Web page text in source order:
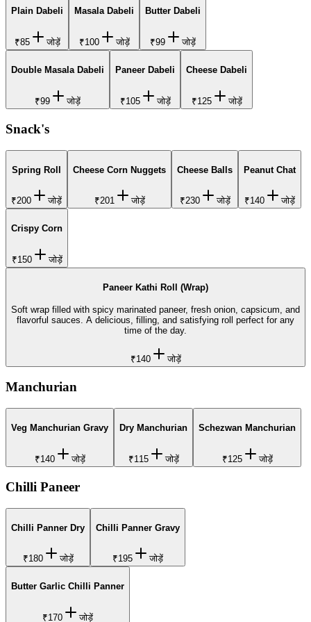
Plain Dabeli
₹85 जोड़ें
Masala Dabeli
₹100 जोड़ें
Butter Dabeli
₹99 जोड़ें
Double Masala Dabeli
₹99 जोड़ें
Paneer Dabeli
₹105 जोड़ें
Cheese Dabeli
₹125 जोड़ें
Snack's
Spring Roll
₹200 जोड़ें
Cheese Corn Nuggets
₹201 जोड़ें
Cheese Balls
₹230 जोड़ें
Peanut Chat
₹140 जोड़ें
Crispy Corn
₹150 जोड़ें
Paneer Kathi Roll (Wrap)
Soft wrap filled with spicy marinated paneer, fresh onion, capsicum, and
flavorful sauces. A delicious, filling, and satisfying roll perfect for any
time of the day.
₹140 जोड़ें
Manchurian
Veg Manchurian Gravy
₹140 जोड़ें
Dry Manchurian
₹115 जोड़ें
Schezwan Manchurian
₹125 जोड़ें
Chilli Paneer
Chilli Panner Dry
₹180 जोड़ें
Chilli Panner Gravy
₹195 जोड़ें
Butter Garlic Chilli Panner
₹170 जोड़ें